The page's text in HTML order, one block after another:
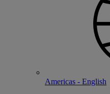
Americas - English